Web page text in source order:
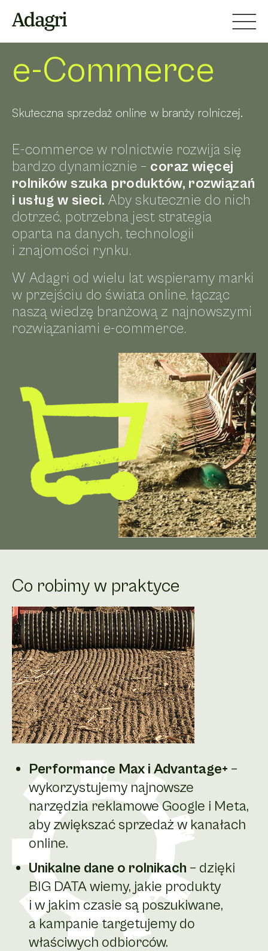
Strona główna
e-Commerce
Skuteczna sprzedaż online w branży rolniczej.
E-commerce w rolnictwie rozwija się
bardzo dynamicznie – coraz więcej
rolników szuka produktów, rozwiązań
i usług w sieci. Aby skutecznie do nich
dotrzeć, potrzebna jest strategia
oparta na danych, technologii
i znajomości rynku.
W Adagri od wielu lat wspieramy marki
w przejściu do świata online, łącząc
naszą wiedzę branżową z najnowszymi
rozwiązaniami e-commerce.
Co robimy w praktyce
Performance Max i Advantage+ –
wykorzystujemy najnowsze
narzędzia reklamowe Google i Meta,
aby zwiększać sprzedaż w kanałach
online.
Unikalne dane o rolnikach – dzięki
BIG DATA wiemy, jakie produkty
i w jakim czasie są poszukiwane,
a kampanie targetujemy do
właściwych odbiorców.